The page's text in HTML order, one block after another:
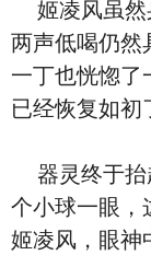
姬凌风虽然
两声低喝仍然
一丁也恍惚了
已经恢复如初
器灵终于抬
个小球一眼，
姬凌风，眼神